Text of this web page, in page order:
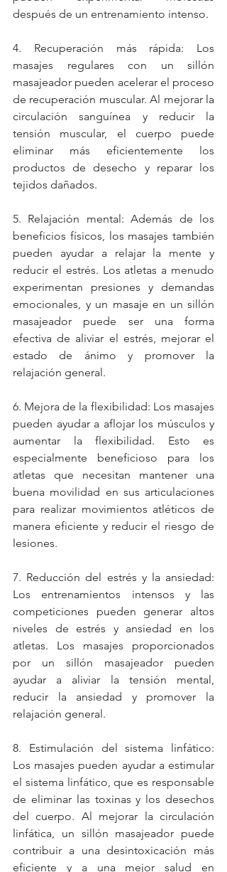
después de un entrenamiento intenso.
4. Recuperación más rápida: Los
masajes regulares con un sillón
masajeador pueden acelerar el proceso
de recuperación muscular. Al mejorar la
circulación sanguínea y reducir la
tensión muscular, el cuerpo puede
eliminar más eficientemente los
productos de desecho y reparar los
tejidos dañados.
5. Relajación mental: Además de los
beneficios físicos, los masajes también
pueden ayudar a relajar la mente y
reducir el estrés. Los atletas a menudo
experimentan presiones y demandas
emocionales, y un masaje en un sillón
masajeador puede ser una forma
efectiva de aliviar el estrés, mejorar el
estado de ánimo y promover la
relajación general.
6. Mejora de la flexibilidad: Los masajes
pueden ayudar a aflojar los músculos y
aumentar la flexibilidad. Esto es
especialmente beneficioso para los
atletas que necesitan mantener una
buena movilidad en sus articulaciones
para realizar movimientos atléticos de
manera eficiente y reducir el riesgo de
lesiones.
7. Reducción del estrés y la ansiedad:
Los entrenamientos intensos y las
competiciones pueden generar altos
niveles de estrés y ansiedad en los
atletas. Los masajes proporcionados
por un sillón masajeador pueden
ayudar a aliviar la tensión mental,
reducir la ansiedad y promover la
relajación general.
8. Estimulación del sistema linfático:
Los masajes pueden ayudar a estimular
el sistema linfático, que es responsable
de eliminar las toxinas y los desechos
del cuerpo. Al mejorar la circulación
linfática, un sillón masajeador puede
contribuir a una desintoxicación más
eficiente y a una mejor salud en